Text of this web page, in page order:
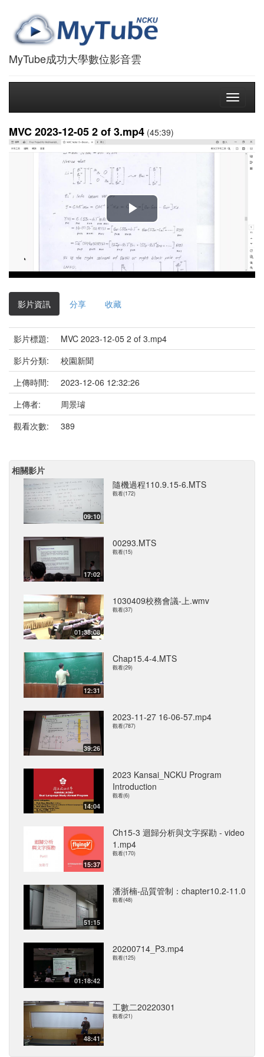
MyTube成功大學數位影音雲
Toggle
MVC 2023-12-05 2 of 3.mp4 (45:39)
播
放
影
影片資訊 分享 收藏
影片標題:
MVC 2023-12-05 2 of 3.mp4
影片分類:
校園新聞
上傳時間:
2023-12-06 12:32:26
上傳者:
周景璿
觀看次數:
389
相關影片
09:10
隨機過程110.9.15-6.MTS
觀看(172)
17:02
00293.MTS
觀看(15)
01:38:08
1030409校務會議-上.wmv
觀看(37)
12:31
Chap15.4-4.MTS
觀看(29)
39:26
2023-11-27 16-06-57.mp4
觀看(787)
14:04
2023 Kansai_NCKU Program
Introduction
觀看(6)
15:37
Ch15-3 迴歸分析與文字探勘 - video
1.mp4
觀看(170)
51:15
潘浙楠-品質管制：chapter10.2-11.0
觀看(48)
01:18:42
20200714_P3.mp4
觀看(125)
48:41
工數二20220301
觀看(21)